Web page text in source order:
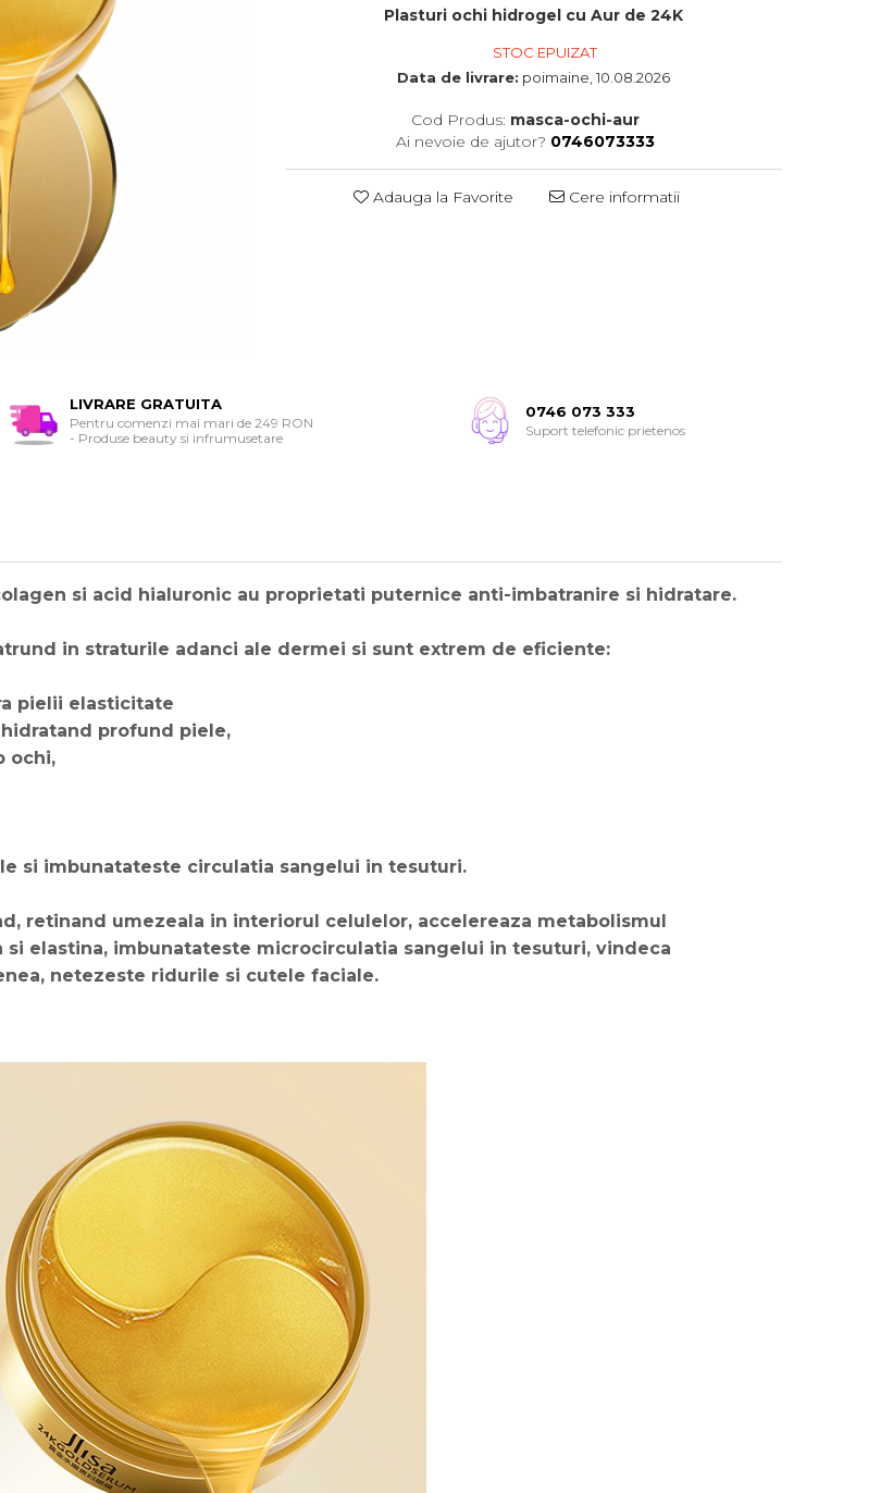
Plasturi ochi hidrogel cu Aur de 24K
STOC EPUIZAT
Data de livrare: poimaine, 10.08.2026
Cod Produs: masca-ochi-aur
Ai nevoie de ajutor? 0746073333
Adauga la Favorite Cere informatii
LIVRARE GRATUITA
Pentru comenzi mai mari de 249 RON
- Produse beauty si infrumusetare
0746 073 333
Suport telefonic prietenos
si acid hialuronic au proprietati puternice anti-imbatranire si hidratare.
in straturile adanci ale dermei si sunt extrem de eficiente:
pielii elasticitate
profund piele,
ochi,
si imbunatateste circulatia sangelui in tesuturi.
retinand umezeala in interiorul celulelor, accelereaza metabolismul
elastina, imbunatateste microcirculatia sangelui in tesuturi, vindeca
netezeste ridurile si cutele faciale.